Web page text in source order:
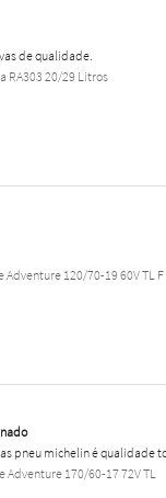
de qualidade.
RA303 20/29 Litros
Adventure 120/70-19 60V TL F
pneu michelin é qualidade
Adventure 170/60-17 72V TL